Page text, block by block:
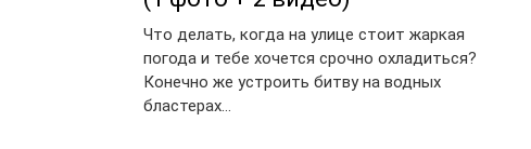
Что делать, когда на улице стоит жаркая
погода и тебе хочется срочно охладиться?
Конечно же устроить битву на водных
бластерах…